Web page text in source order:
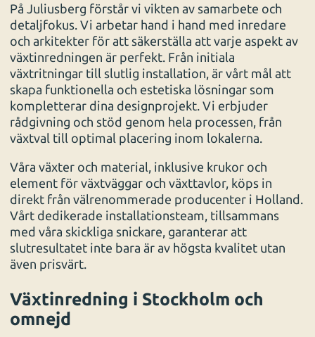
På Juliusberg förstår vi vikten av samarbete och
detaljfokus. Vi arbetar hand i hand med inredare
och arkitekter för att säkerställa att varje aspekt av
växtinredningen är perfekt. Från initiala
växtritningar till slutlig installation, är vårt mål att
skapa funktionella och estetiska lösningar som
kompletterar dina designprojekt. Vi erbjuder
rådgivning och stöd genom hela processen, från
växtval till optimal placering inom lokalerna.
Våra växter och material, inklusive krukor och
element för växtväggar och växttavlor, köps in
direkt från välrenommerade producenter i Holland.
Vårt dedikerade installationsteam, tillsammans
med våra skickliga snickare, garanterar att
slutresultatet inte bara är av högsta kvalitet utan
även prisvärt.
Växtinredning i Stockholm och
omnejd